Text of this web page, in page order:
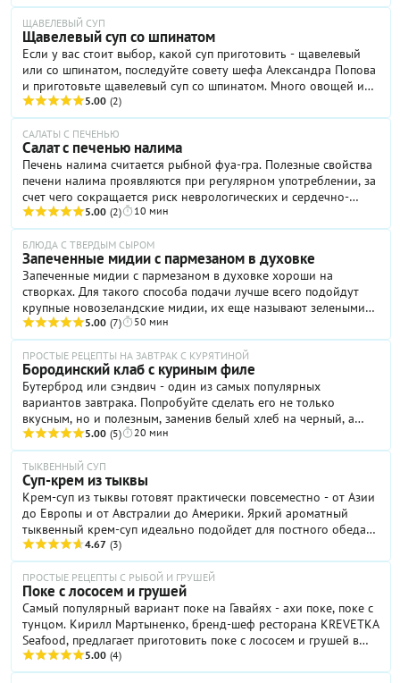
ЩАВЕЛЕВЫЙ СУП
Щавелевый суп со шпинатом
Если у вас стоит выбор, какой суп приготовить - щавелевый
или со шпинатом, последуйте совету шефа Александра Попова
и приготовьте щавелевый суп со шпинатом. Много овощей и
зелени - это очень по-весенему.
5.00 (2)
САЛАТЫ С ПЕЧЕНЬЮ
Салат с печенью налима
Печень налима считается рыбной фуа-гра. Полезные свойства
печени налима проявляются при регулярном употреблении, за
счет чего сокращается риск неврологических и сердечно-
сосудистых заболеваний, образования, повышается иммунитет,
усиливаются интеллектуальные способности, а также
улучшаются зрение, состояние кожи и зубов. Почему этот
салат? Потому что он легкий, весенний, полезный, а также
помогает зарядиться витаминами после холодной зимы.
5.00 (2) 10 мин
БЛЮДА С ТВЕРДЫМ СЫРОМ
Запеченные мидии с пармезаном в духовке
Запеченные мидии с пармезаном в духовке хороши на
створках. Для такого способа подачи лучше всего подойдут
крупные новозеландские мидии, их еще называют зелеными
или мидиями киви. Обычно они продаются варено-
мороженными, в упаковках по килограмму, на одной створке
– специально для запекания. Все, что нужно, – побольше
сливочного масла, чеснок, зелень, пармезан и, конечно,
панировочные сухари. Но не простые, а японские, панко. Вы
сами можете приготовить такие из подсушенного хлеба –
срежьте корки с ломтиков батона, поломайте хлеб на кусочки
и измельчите в блендере в крошку. Можно хранить крошку в
морозилке в пластиковой баночке или в пакете – и у вас
всегда будут прекрасные панировочные сухари в запасе.
5.00 (7) 50 мин
ПРОСТЫЕ РЕЦЕПТЫ НА ЗАВТРАК С КУРЯТИНОЙ
Бородинский клаб с куриным филе
Бутерброд или сэндвич - один из самых популярных
вариантов завтрака. Попробуйте сделать его не только
вкусным, но и полезным, заменив белый хлеб на черный, а
колбасу- на куриное филе.
5.00 (5) 20 мин
ТЫКВЕННЫЙ СУП
Суп-крем из тыквы
Крем-суп из тыквы готовят практически повсеместно - от Азии
до Европы и от Австралии до Америки. Яркий ароматный
тыквенный крем-суп идеально подойдет для постного обеда
или ужина. Если вы не поститесь и не являетесь строгим
вегетарианцем, в крем-суп можно добавить немного сливок.
4.67 (3)
ПРОСТЫЕ РЕЦЕПТЫ С РЫБОЙ И ГРУШЕЙ
Поке с лососем и грушей
Самый популярный вариант поке на Гавайях - ахи поке, поке с
тунцом. Кирилл Мартыненко, бренд-шеф ресторана KREVETKA
Seafood, предлагает приготовить поке с лососем и грушей в
нестандартной подаче.
5.00 (4)